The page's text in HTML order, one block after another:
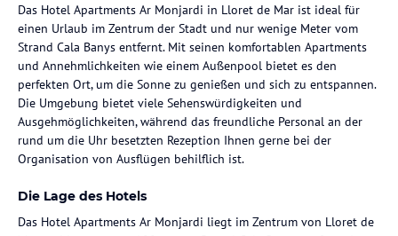
Das Hotel Apartments Ar Monjardi in Lloret de Mar ist ideal für
einen Urlaub im Zentrum der Stadt und nur wenige Meter vom
Strand Cala Banys entfernt. Mit seinen komfortablen Apartments
und Annehmlichkeiten wie einem Außenpool bietet es den
perfekten Ort, um die Sonne zu genießen und sich zu entspannen.
Die Umgebung bietet viele Sehenswürdigkeiten und
Ausgehmöglichkeiten, während das freundliche Personal an der
rund um die Uhr besetzten Rezeption Ihnen gerne bei der
Organisation von Ausflügen behilflich ist.
Die Lage des Hotels
Das Hotel Apartments Ar Monjardi liegt im Zentrum von Lloret de